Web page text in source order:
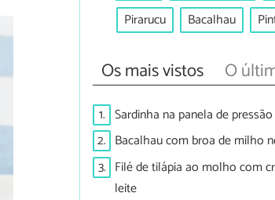
Pirarucu
Bacalhau
Os mais vistos O
1. Sardinha na panela de pressão
2. Bacalhau com broa de milho
3. Filé de tilápia ao molho com
leite